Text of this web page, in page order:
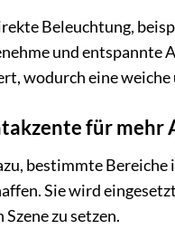
Beleuchtung,
und entspannte
wodurch eine
für mehr
bestimmte
Sie wird
zu setzen.